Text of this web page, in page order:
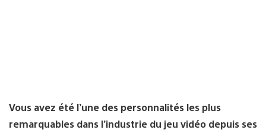
Vous avez été l’une des personnalités les plus
remarquables dans l’industrie du jeu vidéo depuis ses